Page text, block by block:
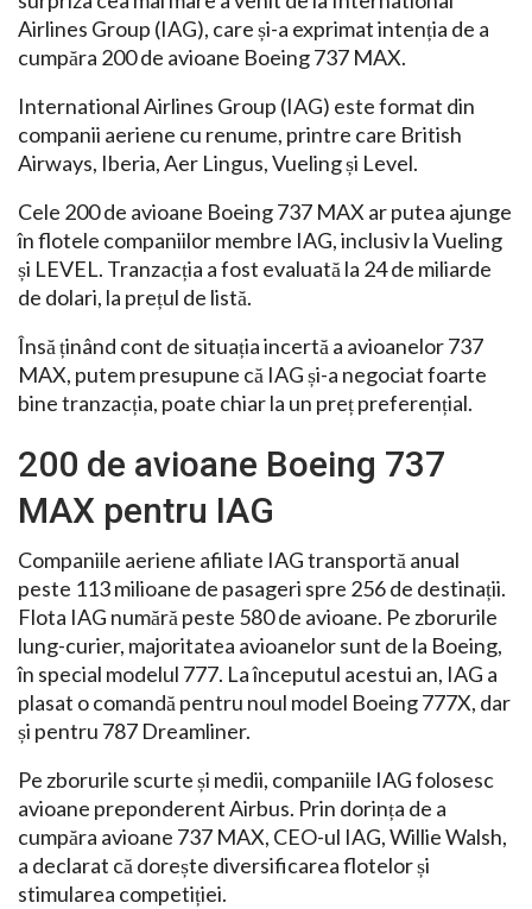
Airlines Group (IAG), care și-a exprimat intenția de a
cumpăra 200 de avioane Boeing 737 MAX.
International Airlines Group (IAG) este format din
companii aeriene cu renume, printre care British
Airways, Iberia, Aer Lingus, Vueling și Level.
Cele 200 de avioane Boeing 737 MAX ar putea ajunge
în flotele companiilor membre IAG, inclusiv la Vueling
și LEVEL. Tranzacția a fost evaluată la 24 de miliarde
de dolari, la prețul de listă.
Însă ținând cont de situația incertă a avioanelor 737
MAX, putem presupune că IAG și-a negociat foarte
bine tranzacția, poate chiar la un preț preferențial.
200 de avioane Boeing 737
MAX pentru IAG
Companiile aeriene afiliate IAG transportă anual
peste 113 milioane de pasageri spre 256 de destinații.
Flota IAG numără peste 580 de avioane. Pe zborurile
lung-curier, majoritatea avioanelor sunt de la Boeing,
în special modelul 777. La începutul acestui an, IAG a
plasat o comandă pentru noul model Boeing 777X, dar
și pentru 787 Dreamliner.
Pe zborurile scurte și medii, companiile IAG folosesc
avioane preponderent Airbus. Prin dorința de a
cumpăra avioane 737 MAX, CEO-ul IAG, Willie Walsh,
a declarat că dorește diversificarea flotelor și
stimularea competiției.